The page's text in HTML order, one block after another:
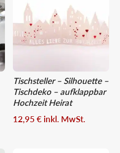
Tischsteller – Silhouette –
Tischdeko – aufklappbar
Hochzeit Heirat
12,95€ inkl. MwSt.